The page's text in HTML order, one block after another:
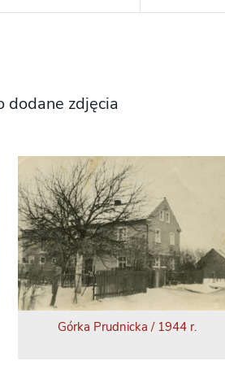
dodane zdjęcia
Górka Prudnicka / 1944 r.